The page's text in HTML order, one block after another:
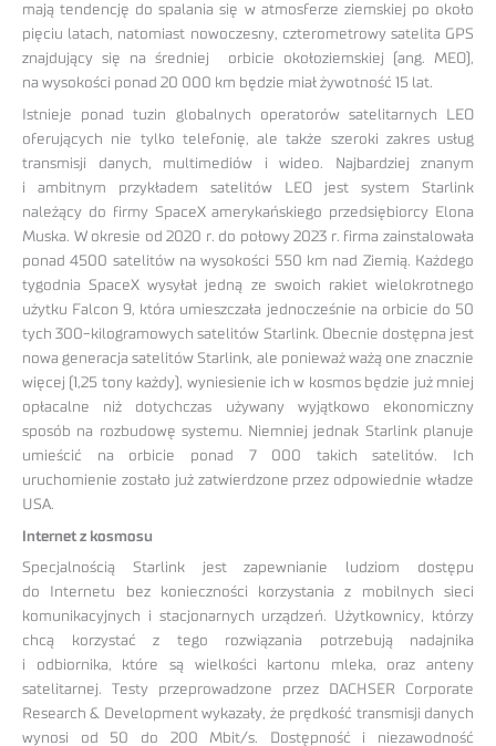
mają tendencję do spalania się w atmosferze ziemskiej po około
pięciu latach, natomiast nowoczesny, czterometrowy satelita GPS
znajdujący się na średniej orbicie okołoziemskiej (ang. MEO),
na wysokości ponad 20 000 km będzie miał żywotność 15 lat.
Istnieje ponad tuzin globalnych operatorów satelitarnych LEO
oferujących nie tylko telefonię, ale także szeroki zakres usług
transmisji danych, multimediów i wideo. Najbardziej znanym
i ambitnym przykładem satelitów LEO jest system Starlink
należący do firmy SpaceX amerykańskiego przedsiębiorcy Elona
Muska. W okresie od 2020 r. do połowy 2023 r. firma zainstalowała
ponad 4500 satelitów na wysokości 550 km nad Ziemią. Każdego
tygodnia SpaceX wysyłał jedną ze swoich rakiet wielokrotnego
użytku Falcon 9, która umieszczała jednocześnie na orbicie do 50
tych 300-kilogramowych satelitów Starlink. Obecnie dostępna jest
nowa generacja satelitów Starlink, ale ponieważ ważą one znacznie
więcej (1,25 tony każdy), wyniesienie ich w kosmos będzie już mniej
opłacalne niż dotychczas używany wyjątkowo ekonomiczny
sposób na rozbudowę systemu. Niemniej jednak Starlink planuje
umieścić na orbicie ponad 7 000 takich satelitów. Ich
uruchomienie zostało już zatwierdzone przez odpowiednie władze
USA.
Internet z kosmosu
Specjalnością Starlink jest zapewnianie ludziom dostępu
do Internetu bez konieczności korzystania z mobilnych sieci
komunikacyjnych i stacjonarnych urządzeń. Użytkownicy, którzy
chcą korzystać z tego rozwiązania potrzebują nadajnika
i odbiornika, które są wielkości kartonu mleka, oraz anteny
satelitarnej. Testy przeprowadzone przez DACHSER Corporate
Research & Development wykazały, że prędkość transmisji danych
wynosi od 50 do 200 Mbit/s. Dostępność i niezawodność